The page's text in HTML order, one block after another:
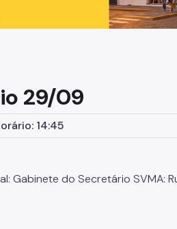
29/09
14:45
Gabinete do Secretário SVMA: